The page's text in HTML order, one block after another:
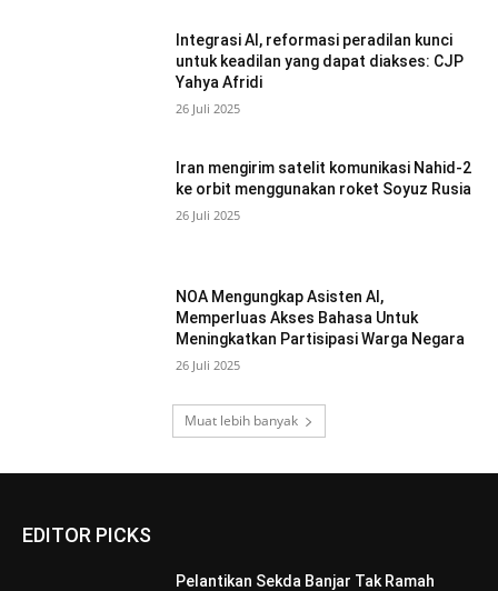
Integrasi AI, reformasi peradilan kunci
untuk keadilan yang dapat diakses: CJP
Yahya Afridi
26 Juli 2025
Iran mengirim satelit komunikasi Nahid-2
ke orbit menggunakan roket Soyuz Rusia
26 Juli 2025
NOA Mengungkap Asisten AI,
Memperluas Akses Bahasa Untuk
Meningkatkan Partisipasi Warga Negara
26 Juli 2025
Muat lebih banyak
EDITOR PICKS
Pelantikan Sekda Banjar Tak Ramah